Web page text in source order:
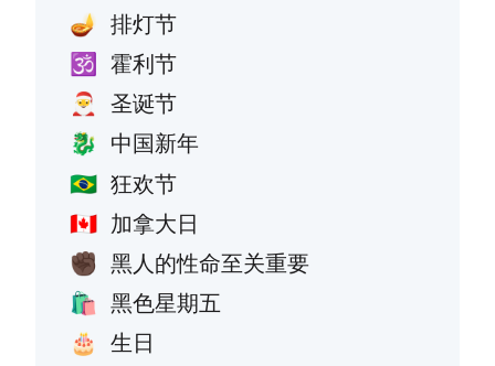
🪔 排灯节
🕉️ 霍利节
🎅 圣诞节
🐉 中国新年
🇧🇷 狂欢节
🇨🇦 加拿大日
✊🏿 黑人的性命至关重要
🛍️ 黑色星期五
🎂 生日